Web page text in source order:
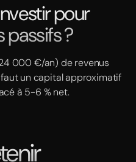
pour
passifs ?
000 €/an) de revenus
un capital approximatif
à 5-6 % net.